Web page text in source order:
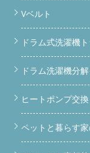
Vベルト
ドラム式洗濯機
ドラム洗濯機分
ヒートポンプ交換
ペットと暮らす